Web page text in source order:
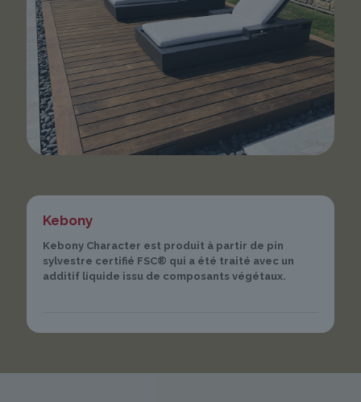
Kebony
Kebony Character est produit à partir de pin
sylvestre certifié FSC® qui a été traité avec un
additif liquide issu de composants végétaux.